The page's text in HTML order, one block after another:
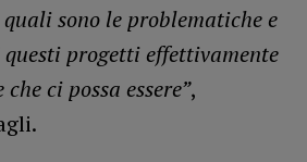
sono le problematiche e
progetti effettivamente
ci possa essere”,